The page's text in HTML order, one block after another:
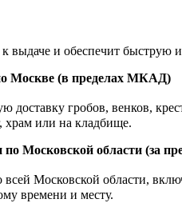
выдаче и обеспечит быструю
Москве (в пределах МКАД)
гробов, венков,
храм или на кладбище.
по Московской области (за
Московской области,
времени и месту.